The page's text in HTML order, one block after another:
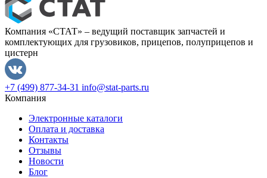
Компания «СТАТ» – ведущий поставщик запчастей и
комплектующих для грузовиков, прицепов, полуприцепов и
цистерн
+7 (499) 877-34-31 info@stat-parts.ru
Компания
Электронные каталоги
Оплата и доставка
Контакты
Отзывы
Новости
Блог